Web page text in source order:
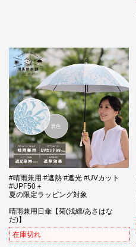
#晴雨兼用 #遮熱 #遮光 #UVカット
#UPF50＋
夏の限定ラッピング対象
晴雨兼用日傘【菊(浅縹/あさはな
だ)】
在庫切れ